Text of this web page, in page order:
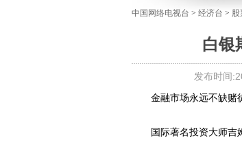
中国网络电视台 > 经济台 > 股
白银
发布时间
金融市场永远不缺赌徒
国际著名投资大师吉姆-